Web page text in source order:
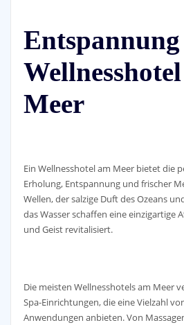
Meer
Ein Wellnesshotel am Meer bietet die
Erholung, Entspannung und frischer
Wellen, der salzige Duft des Ozeans
das Wasser schaffen eine einzigartige
und Geist revitalisiert.
Die meisten Wellnesshotels am Meer
Spa-Einrichtungen, die eine Vielzahl
Anwendungen anbieten. Von